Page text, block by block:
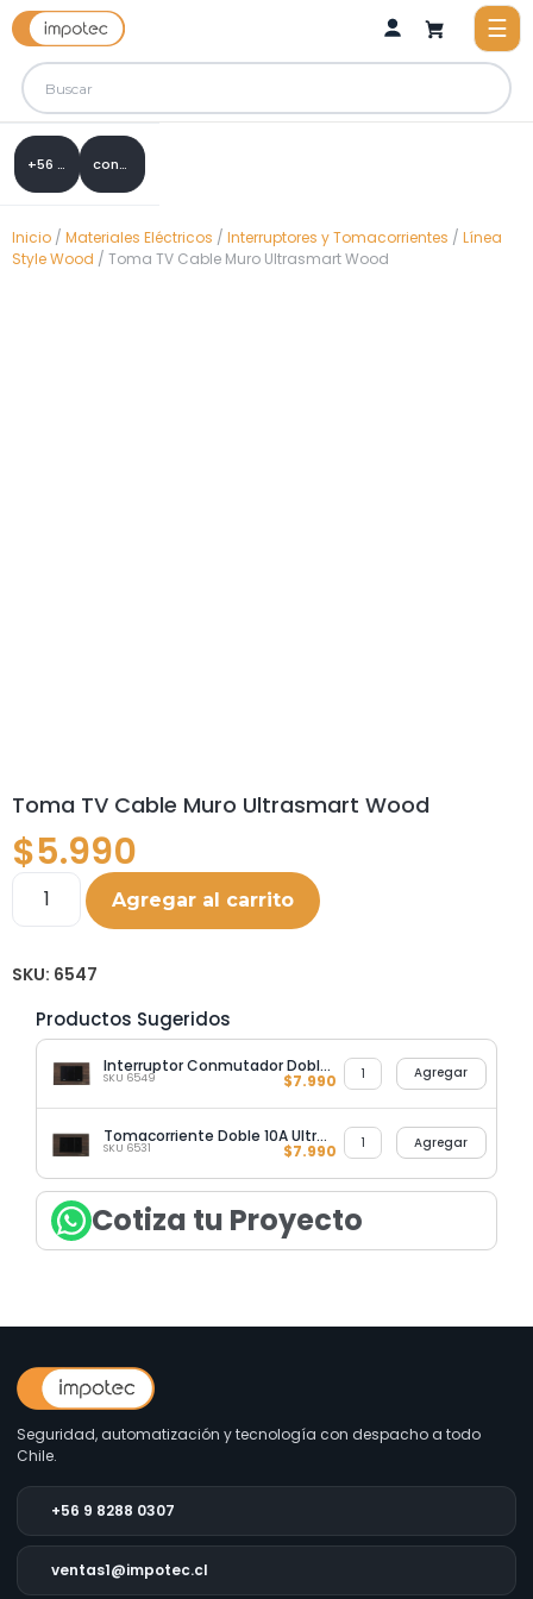
+56 9 8288 0307 contacto@impotec.cl
Inicio / Materiales Eléctricos / Interruptores y Tomacorrientes / Línea
Style Wood / Toma TV Cable Muro Ultrasmart Wood
Toma TV Cable Muro Ultrasmart Wood
$5.990
Agregar al carrito
SKU: 6547
Productos Sugeridos
Interruptor Conmutador Doble 9/24 Ultrasmart Wood
SKU 6549 $7.990 Agregar
Tomacorriente Doble 10A Ultrasmart Wood
SKU 6531 $7.990 Agregar
Cotiza tu Proyecto
Seguridad, automatización y tecnología con despacho a todo
Chile.
+56 9 8288 0307
ventas1@impotec.cl